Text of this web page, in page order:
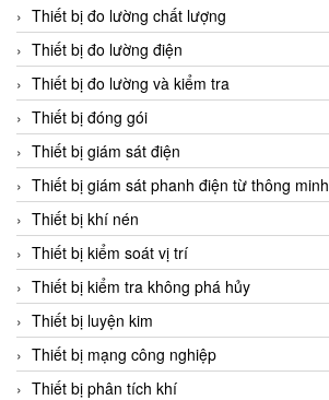
Chino
Chiyoda Seiki
Chiyoda-Tsusho
Chongqing Huaneng
Chromalox
ChuanYi
CIC
Clage
Clake Fololo
Clark Cooper
CMC Ventilazione
Coax Valves Inc
Thiết bị đo lường chất lượng
Thiết bị đo lường điện
Thiết bị đo lường và kiểm tra
Thiết bị đóng gói
Thiết bị giám sát điện
Thiết bị giám sát phanh điện từ thông minh
Thiết bị khí nén
Thiết bị kiểm soát vị trí
Thiết bị kiểm tra không phá hủy
Thiết bị luyện kim
Thiết bị mạng công nghiệp
Thiết bị phân tích khí